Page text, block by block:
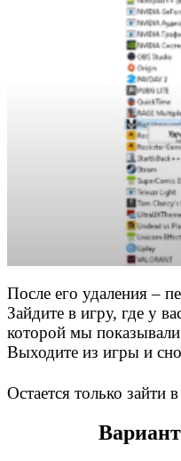
После его удаления –
Зайдите в игру, где у
которой мы
Выходите из игры и
Остается только зайти